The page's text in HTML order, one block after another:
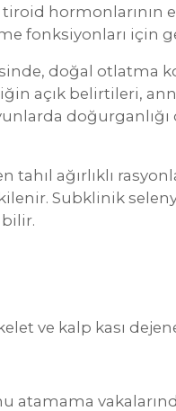
hormonlarının
fonksiyonları için
doğal otlatma
açık belirtileri,
tahıl ağırlıklı
Subklinik
ve kalp kası
atamama